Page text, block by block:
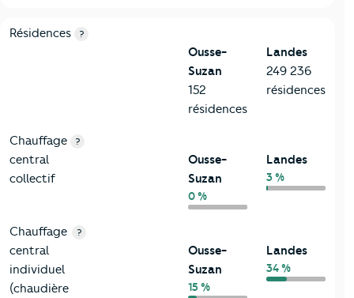
8-Chauffage
Critères Ousse-Suzan
Résidences ?
Ousse-
Suzan
152
résidences
Landes
249 236
résidences
Chauffage
central
collectif
?
Ousse-
Suzan
0 %
Landes
3 %
Chauffage
central
individuel
(chaudière
?
Ousse-
Suzan
15 %
Landes
34 %